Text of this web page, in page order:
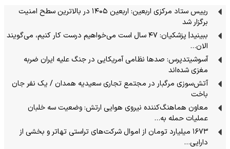
رییس ستاد مرکزی اربعین: اربعین ۱۴۰۵ در بالاترین سطح امنیت
برگزار شد
ببینید| پزشکیان: ۴۷ سال است می‌خواهیم درست کار کنیم، می‌گویند
الان…
آسوشیتدپرس: صدها نظامی آمریکایی در جنگ علیه ایران ضربه
مغزی شده‌اند
آتش‌سوزی مرگبار در مجتمع تجاری سعیدیه همدان / یک نفر جان
باخت
معاون هماهنگ‌کننده نیروی هوایی ارتش: وضعیت سه خلبان
عملیات حمله به…
۱۶۷۳ میلیارد تومان از اموال شرکت‌های تراستی تهاتر و بخشی از
دارایی‌…